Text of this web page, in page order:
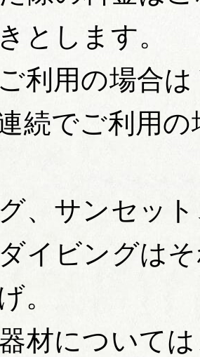
とします。
ご利用の場合
続でご利用
、サンセッ
イビングは
。
材について